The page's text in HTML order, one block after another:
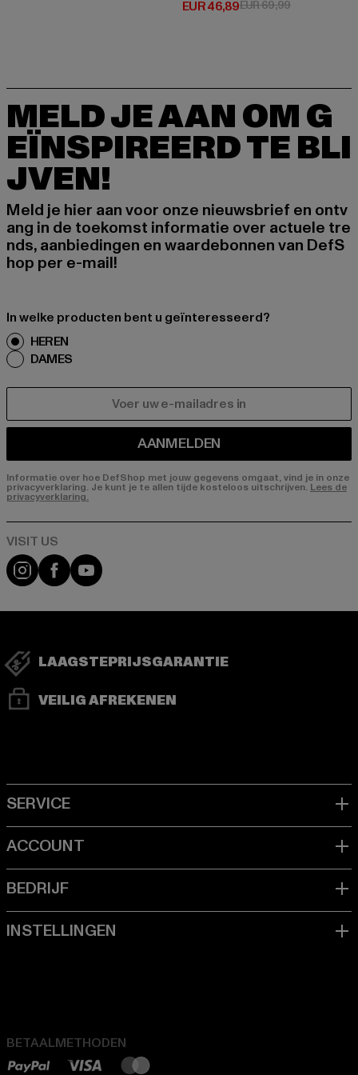
EUR 46,89
Huidige prijs: EUR 46,89
EUR 69,99Actieprijs:
MELD JE AAN OM G
EÏNSPIREERD TE BLI
JVEN!
Meld je hier aan voor onze nieuwsbrief en ontv
ang in de toekomst informatie over actuele tre
nds, aanbiedingen en waardebonnen van DefS
hop per e-mail!
In welke producten bent u geïnteresseerd?
HEREN
DAMES
AANMELDEN
Informatie over hoe DefShop met jouw gegevens omgaat, vind je in onze
privacyverklaring. Je kunt je te allen tijde kosteloos uitschrijven. Lees de
privacyverklaring.
Visit our Instagram page:
Visit our Facebook page:
Visit our YouTube channel:
LAAGSTEPRIJSGARANTIE
VEILIG AFREKENEN
BETAALMETHODEN